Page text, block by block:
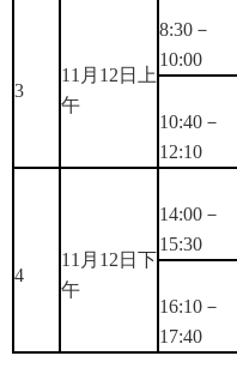
3
11月12日上
午
8:30－
10:00
10:40－
12:10
4
11月12日下
午
14:00－
15:30
16:10－
17:40